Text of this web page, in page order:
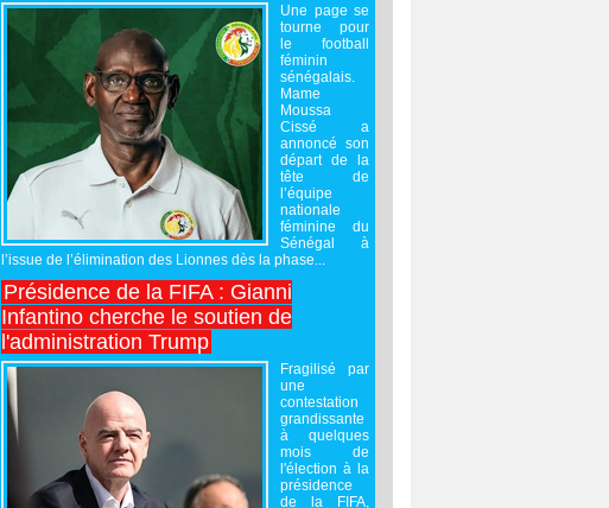
Une page se
tourne pour
le football
féminin
sénégalais.
Mame
Moussa
Cissé a
annoncé son
départ de la
tête de
l’équipe
nationale
féminine du
Sénégal à
l’issue de l’élimination des Lionnes dès la phase...
Présidence de la FIFA : Gianni
Infantino cherche le soutien de
l'administration Trump
Fragilisé par
une
contestation
grandissante
à quelques
mois de
l'élection à la
présidence
de la FIFA,